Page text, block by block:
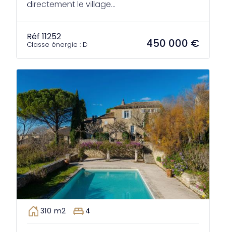
directement le village...
Réf 11252
Classe énergie : D 450 000 €
310 m2 4